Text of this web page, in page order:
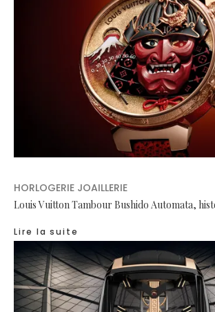
HORLOGERIE JOAILLERIE
Louis Vuitton Tambour Bushido Automata,
Lire la suite